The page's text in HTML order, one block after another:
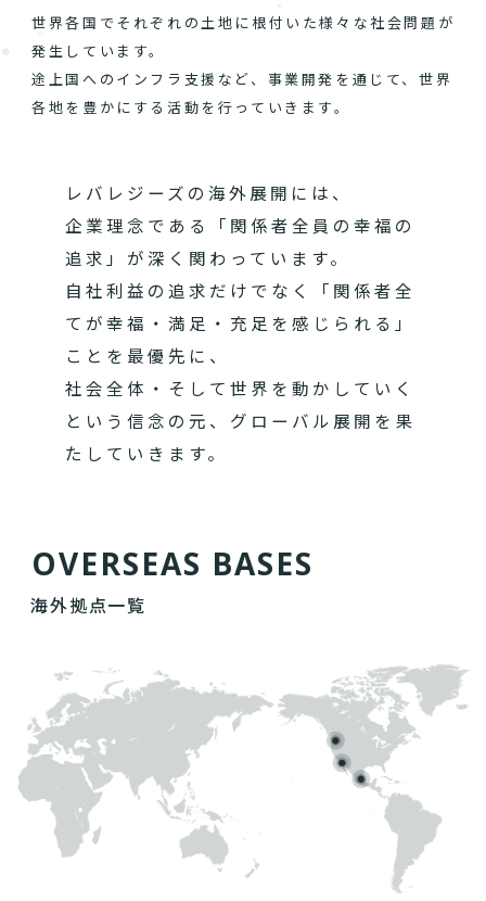
世界各国でそれぞれの土地に根付いた様々な社会問題が
発生しています。
途上国へのインフラ支援など、事業開発を通じて、世界
各地を豊かにする活動を行っていきます。
レバレジーズの海外展開には、
企業理念である「関係者全員の幸福の
追求」が深く関わっています。
自社利益の追求だけでなく「関係者全
てが幸福・満足・充足を感じられる」
ことを最優先に、
社会全体・そして世界を動かしていく
という信念の元、グローバル展開を果
たしていきます。
OVERSEAS BASES
海外拠点一覧